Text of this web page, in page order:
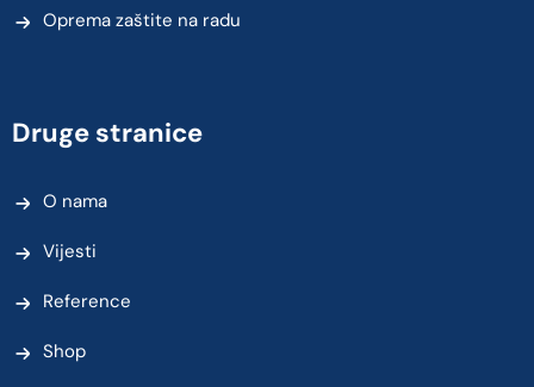
Oprema zaštite na radu
Druge stranice
O nama
Vijesti
Reference
Shop